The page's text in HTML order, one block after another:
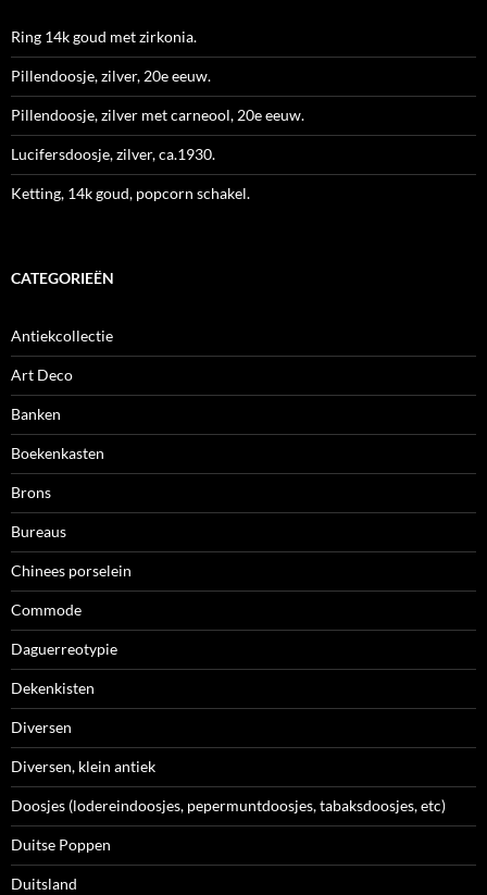
Ring 14k goud met zirkonia.
Pillendoosje, zilver, 20e eeuw.
Pillendoosje, zilver met carneool, 20e eeuw.
Lucifersdoosje, zilver, ca.1930.
Ketting, 14k goud, popcorn schakel.
CATEGORIEËN
Antiekcollectie
Art Deco
Banken
Boekenkasten
Brons
Bureaus
Chinees porselein
Commode
Daguerreotypie
Dekenkisten
Diversen
Diversen, klein antiek
Doosjes (lodereindoosjes, pepermuntdoosjes, tabaksdoosjes, etc)
Duitse Poppen
Duitsland